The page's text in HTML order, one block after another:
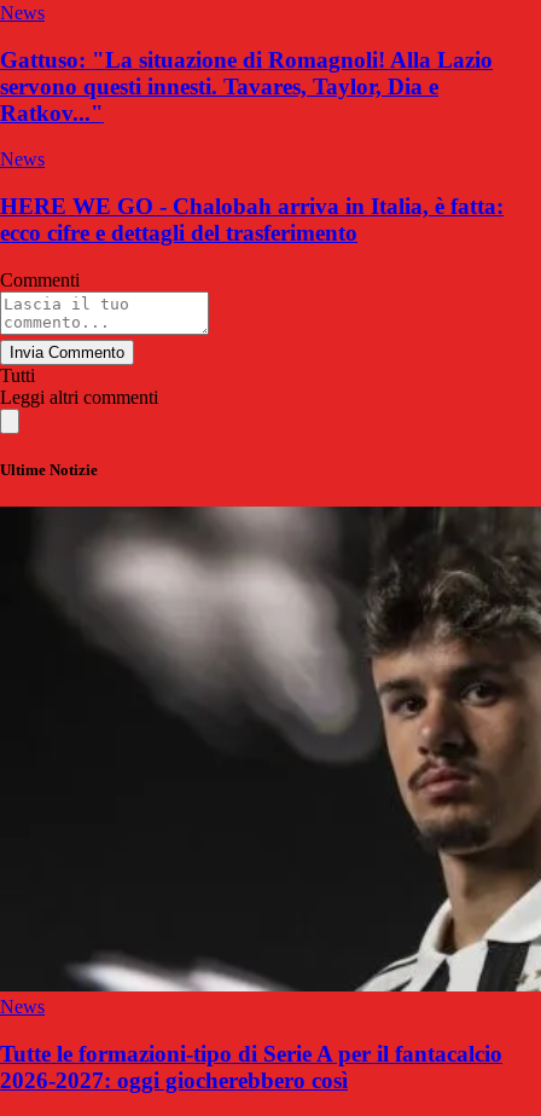
News
Gattuso: "La situazione di Romagnoli! Alla Lazio
servono questi innesti. Tavares, Taylor, Dia e
Ratkov..."
News
HERE WE GO - Chalobah arriva in Italia, è fatta:
ecco cifre e dettagli del trasferimento
Commenti
Invia Commento
Tutti
Leggi altri commenti
Ultime Notizie
News
Tutte le formazioni-tipo di Serie A per il fantacalcio
2026-2027: oggi giocherebbero così